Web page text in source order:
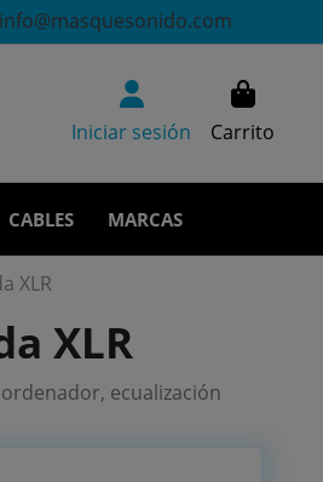
info@masquesonido.com
Iniciar sesión Carrito
CABLES MARCAS
XLR
XLR
ecualización